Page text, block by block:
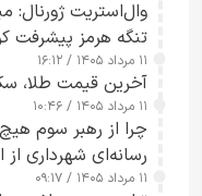
وال‌استریت ژورنال:
تنگه هرمز پیشرفت
۱۱ مرداد ۱۴۰۵ / ۱۶:۱۲
آخرین قیمت طلا، سکه و ارز
۱۱ مرداد ۱۴۰۵ / ۱۰:۴۶
چرا از رهبر سوم
رسانه‌ای شهرداری
جاسوسی گفت
۱۱ مرداد ۱۴۰۵ / ۰۹:۱۷